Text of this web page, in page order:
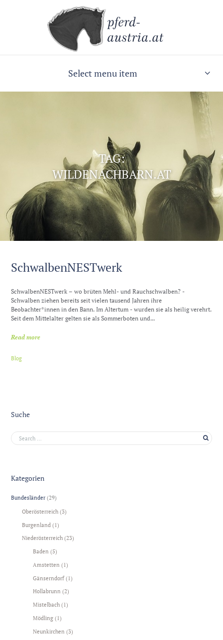
Select menu item
TAG:
WILDENACHBARN.AT
SchwalbenNESTwerk
SchwalbenNESTwerk – wo brüten Mehl- und Rauchschwalben? -
Schwalben ziehen bereits seit vielen tausend Jahren ihre
Beobachter*innen in den Bann. Im Altertum - wurden sie als heilig verehrt.
Seit dem Mittelalter gelten sie als Sommerboten und...
Read more
Blog
Suche
Kategorien
Bundesländer (29)
Oberösterreich (3)
Burgenland (1)
Niederösterreich (23)
Baden (5)
Amstetten (1)
Gänserndorf(1)
Hollabrunn (2)
Mistelbach (1)
Mödling (1)
Neunkirchen (3)